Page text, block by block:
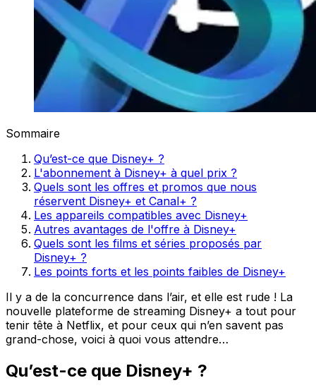
Sommaire
Qu’est-ce que Disney+ ?
L'abonnement à Disney+ à quel prix ?
Quels sont les offres et promos que nous
réservent Disney+ et Canal+ ?
Les appareils compatibles avec Disney+
Autres avantages de l'offre à Disney+
Quels sont les films et séries proposés par
Disney+ ?
Les points forts et les points faibles de Disney+
Il y a de la concurrence dans l’air, et elle est rude ! La
nouvelle plateforme de streaming Disney+ a tout pour
tenir tête à Netflix, et pour ceux qui n’en savent pas
grand-chose, voici à quoi vous attendre…
Qu’est-ce que Disney+ ?